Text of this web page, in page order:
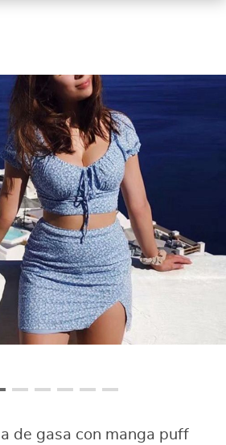
de gasa con manga puff